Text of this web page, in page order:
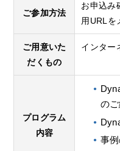
ご参加方法
お申込み
用URLを
ご用意いた
だくもの
インター
プログラム
内容
の
事